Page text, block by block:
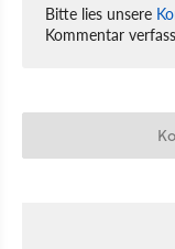
Bitte lies unsere
Kommentar